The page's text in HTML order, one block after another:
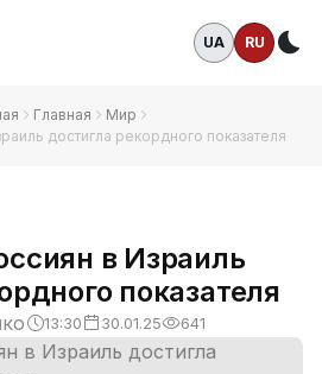
UA RU
Главная
Мир
достигла рекордного показателя
в Израиль
показателя
13:30 30.01.25 641